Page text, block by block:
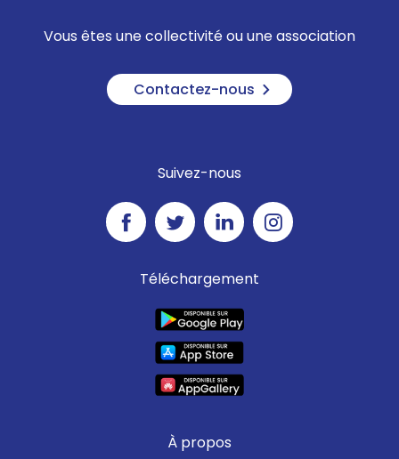
Vous êtes une collectivité ou une association
Contactez-nous
Suivez-nous
Téléchargement
À propos